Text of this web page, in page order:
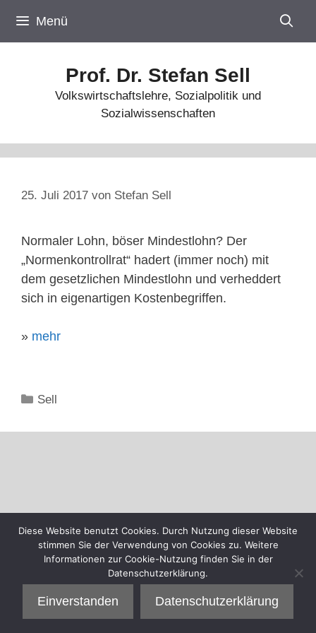
Inhalt
springen
Menü
Prof. Dr. Stefan Sell
Volkswirtschaftslehre, Sozialpolitik und
Sozialwissenschaften
25. Juli 2017 von Stefan Sell
Normaler Lohn, böser Mindestlohn? Der
„Normenkontrollrat“ hadert (immer noch) mit
dem gesetzlichen Mindestlohn und verheddert
sich in eigenartigen Kostenbegriffen.
» mehr
Kategorien
Sell
Diese Website benutzt Cookies. Durch Nutzung dieser Website
stimmen Sie der Verwendung von Cookies zu. Weitere
Informationen zur Cookie-Nutzung finden Sie in der
Datenschutzerklärung.
Einverstanden Datenschutzerklärung